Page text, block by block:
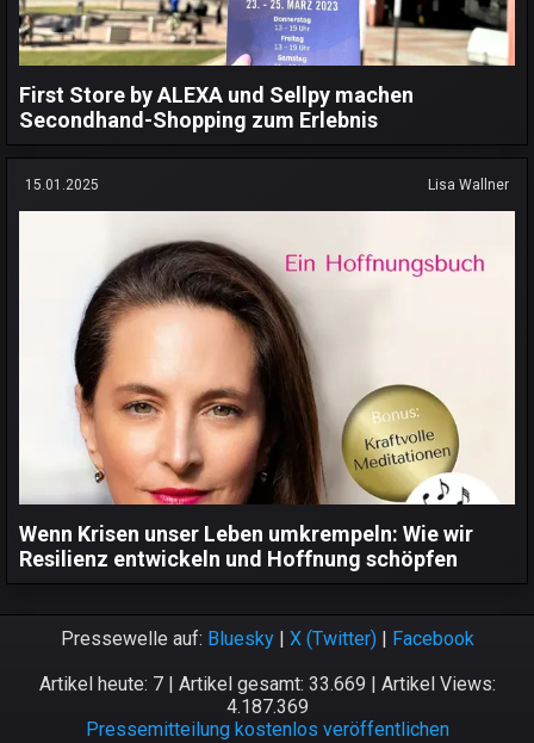
First Store by ALEXA und Sellpy machen
Secondhand-Shopping zum Erlebnis
15.01.2025 Lisa Wallner
Wenn Krisen unser Leben umkrempeln: Wie wir
Resilienz entwickeln und Hoffnung schöpfen
Pressewelle auf: Bluesky| X (Twitter)| Facebook
Artikel heute: 7 | Artikel gesamt: 33.669 | Artikel Views:
4.187.369
Pressemitteilung kostenlos veröffentlichen